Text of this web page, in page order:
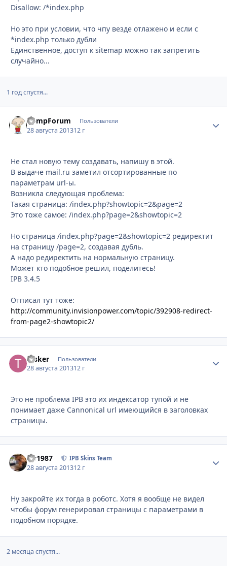
Disallow: /*index.php
Но это при условии, что чпу везде отлажено и если с
*index.php только дубли
Единственное, доступ к sitemap можно так запретить
случайно...
1 год спустя...
CompForum Пользователи
28 августа 201312 г
Не стал новую тему создавать, напишу в этой.
В выдаче mail.ru заметил отсортированные по
параметрам url-ы.
Возникла следующая проблема:
Такая страница: /index.php?showtopic=2&page=2
Это тоже самое: /index.php?page=2&showtopic=2
Но страница /index.php?page=2&showtopic=2 редиректит
на страницу /page=2, создавая дубль.
А надо редиректить на нормальную страницу.
Может кто подобное решил, поделитесь!
IPB 3.4.5
Отписал тут тоже:
http://community.invisionpower.com/topic/392908-redirect-
from-page2-showtopic2/
tasker Пользователи
28 августа 201312 г
Это не проблема IPB это их индексатор тупой и не
понимает даже Cannonical url имеющийся в заголовках
страницы.
siv1987 IPB Skins Team
28 августа 201312 г
Ну закройте их тогда в роботс. Хотя я вообще не видел
чтобы форум генерировал страницы с параметрами в
подобном порядке.
2 месяца спустя...